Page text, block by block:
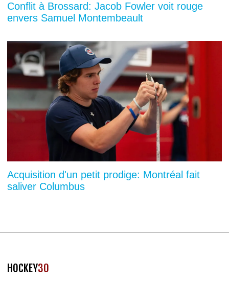
Conflit à Brossard: Jacob Fowler voit rouge
envers Samuel Montembeault
Acquisition d'un petit prodige: Montréal fait
saliver Columbus
HOCKEY30